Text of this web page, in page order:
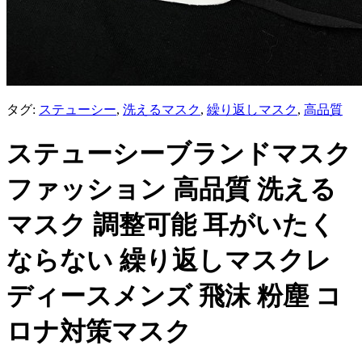
タグ: ステューシー, 洗えるマスク, 繰り返しマスク, 高品質
ステューシーブランドマスク
ファッション 高品質 洗える
マスク 調整可能 耳がいたく
ならない 繰り返しマスクレ
ディースメンズ 飛沫 粉塵 コ
ロナ対策マスク